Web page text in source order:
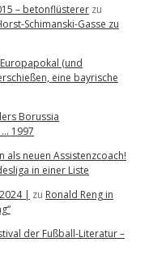
– betonflüsterer zu
Schimanski-Gasse zu
(und
eine bayrische
Borussia
1997
als neuen Assistenzcoach!
in einer Liste
| zu Ronald Reng in
der Fußball-Literatur –